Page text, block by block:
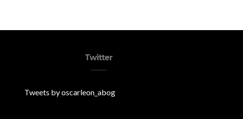
Twitter
Tweets by oscarleon_abog